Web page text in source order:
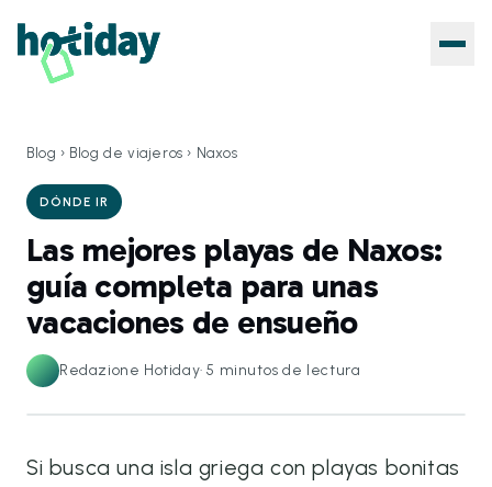
Blog › Blog de viajeros › Naxos
DÓNDE IR
Las mejores playas de Naxos:
guía completa para unas
vacaciones de ensueño
Redazione Hotiday·5 minutos de lectura
Si busca una isla griega con playas bonitas